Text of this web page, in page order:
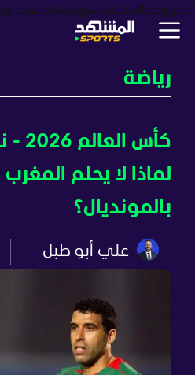
أخبار برامجالمشهد سبورتسالمشهد
رياضة
كأس
لماذا لا يحلم المغرب
بالمونديال؟
علي أبو طبل